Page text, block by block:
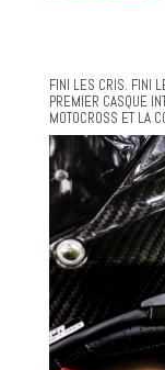
FINI LES CRIS. FINI
PREMIER CASQUE
MOTOCROSS ET LA